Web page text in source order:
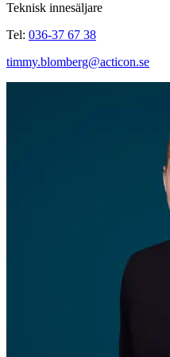
Teknisk innesäljare
Tel: 036-37 67 38
timmy.blomberg@acticon.se